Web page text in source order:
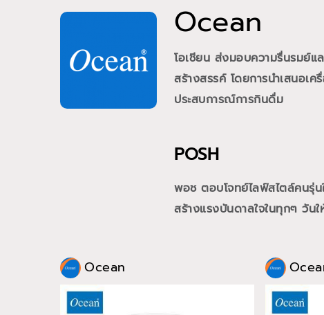
Ocean
โอเชียน ส่งมอบความรื่นรมย์แ
สร้างสรรค์ โดยการนำเสนอ
ประสบการณ์การกินดื่ม
POSH
พอช ตอบโจทย์ไลฟ์สไตล์คนรุ่
สร้างแรงบันดาลใจในทุกๆ วัน
Ocean